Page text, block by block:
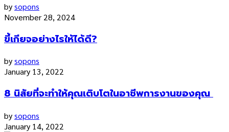
bysopons
November 28, 2024
ขี้เกียจอย่างไรให้ได้ดี?
bysopons
January 13, 2022
8 นิสัยที่จะทำให้คุณเติบโตในอาชีพการงานของคุณ
bysopons
January 14, 2022